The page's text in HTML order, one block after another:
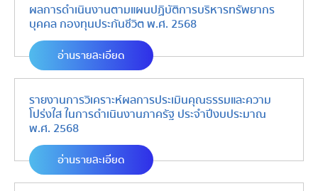
ผลการดำเนินงานตามแผนปฏิบัติการบริหารทรัพยากร
บุคคล กองทุนประกันชีวิต พ.ศ. 2568
อ่านรายละเอียด
รายงานการวิเคราะห์ผลการประเมินคุณธรรมและความ
โปร่งใส ในการดำเนินงานภาครัฐ ประจำปีงบประมาณ
พ.ศ. 2568
อ่านรายละเอียด